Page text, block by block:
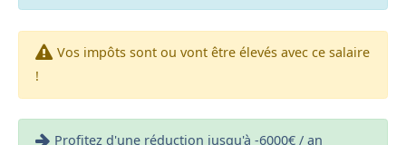
Vos impôts sont ou vont être élevés avec ce salaire
!
Profitez d'une réduction jusqu'à -6000€ / an